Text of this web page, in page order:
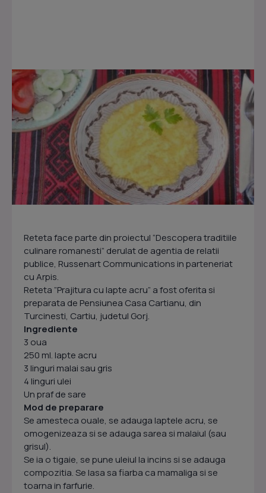
Reteta face parte din proiectul “Descopera traditiile
culinare romanesti” derulat de agentia de relatii
publice, Russenart Communications in parteneriat
cu Arpis.
Reteta ”Prajitura cu lapte acru” a fost oferita si
preparata de Pensiunea Casa Cartianu, din
Turcinesti, Cartiu, judetul Gorj.
Ingrediente
3 oua
250 ml. lapte acru
3 linguri malai sau gris
4 linguri ulei
Un praf de sare
Mod de preparare
Se amesteca ouale, se adauga laptele acru, se
omogenizeaza si se adauga sarea si malaiul (sau
grisul).
Se ia o tigaie, se pune uleiul la incins si se adauga
compozitia. Se lasa sa fiarba ca mamaliga si se
toarna in farfurie.